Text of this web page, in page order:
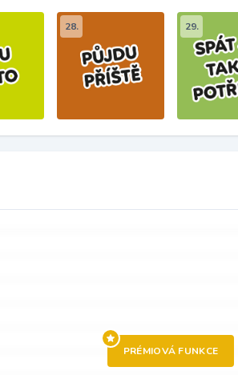
28. 29.
PRÉMIOVÁ FUNKCE